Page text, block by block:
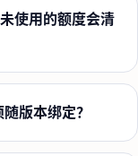
使用的额度会清
版本绑定？